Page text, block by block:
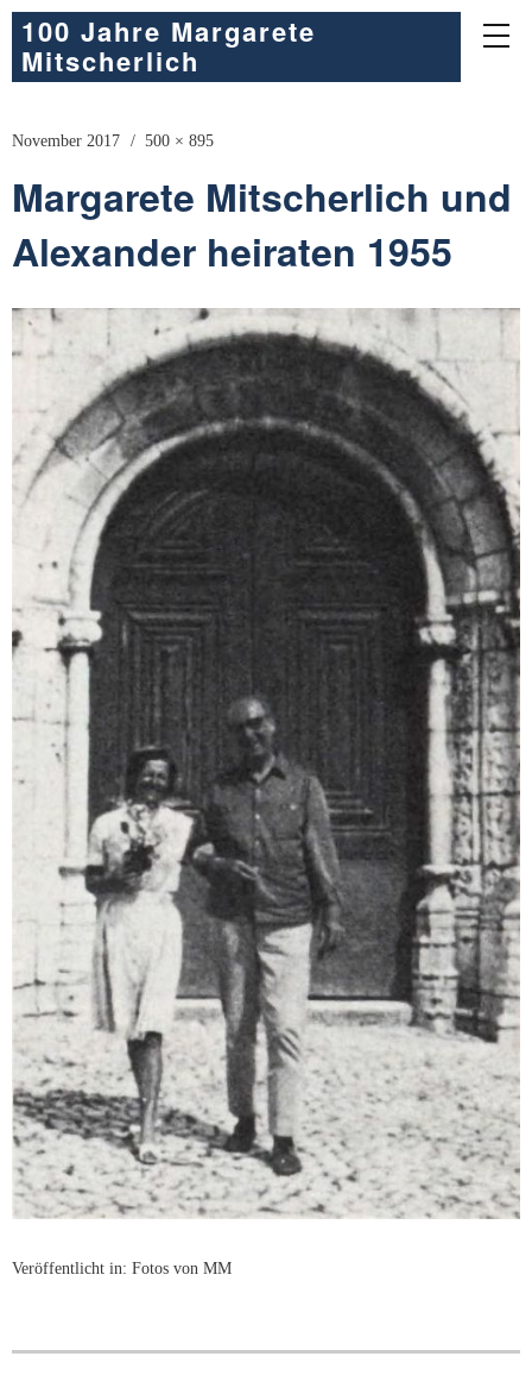
100 Jahre Margarete
Mitscherlich
November 2017 500 × 895
Margarete Mitscherlich und
Alexander heiraten 1955
Veröffentlicht in: Fotos von MM